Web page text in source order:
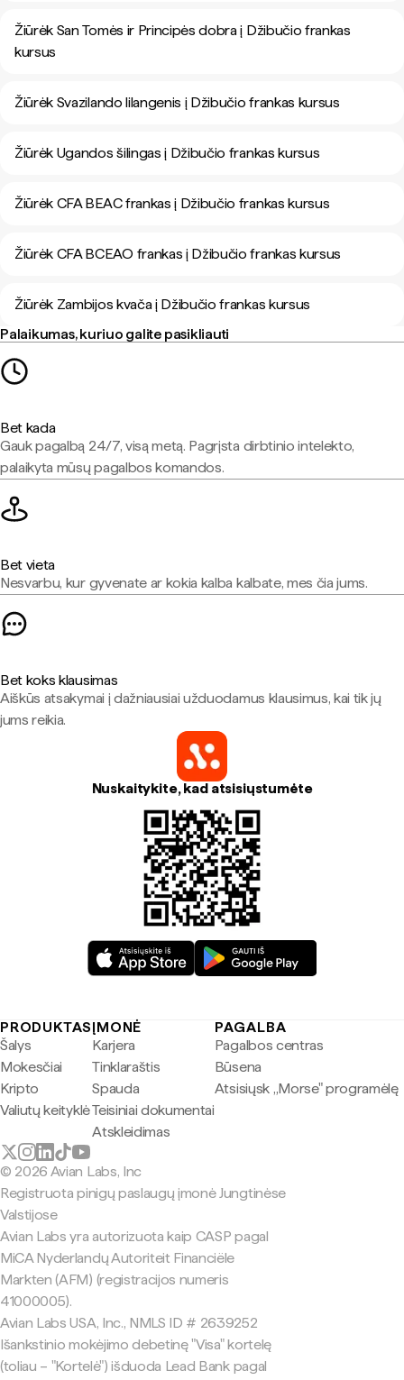
Žiūrėk San Tomės ir Principės dobra į Džibučio frankas
kursus
Žiūrėk Svazilando lilangenis į Džibučio frankas kursus
Žiūrėk Ugandos šilingas į Džibučio frankas kursus
Žiūrėk CFA BEAC frankas į Džibučio frankas kursus
Žiūrėk CFA BCEAO frankas į Džibučio frankas kursus
Žiūrėk Zambijos kvača į Džibučio frankas kursus
Palaikumas, kuriuo galite pasikliauti
Bet kada
Gauk pagalbą 24/7, visą metą. Pagrįsta dirbtinio intelekto,
palaikyta mūsų pagalbos komandos.
Bet vieta
Nesvarbu, kur gyvenate ar kokia kalba kalbate, mes čia jums.
Bet koks klausimas
Aiškūs atsakymai į dažniausiai užduodamus klausimus, kai tik jų
jums reikia.
Nuskaitykite, kad atsisiųstumėte
PRODUKTAS
Šalys
Mokesčiai
Kripto
Valiutų keityklė
ĮMONĖ
Karjera
Tinklaraštis
Spauda
Teisiniai dokumentai
Atskleidimas
PAGALBA
Pagalbos centras
Būsena
Atsisiųsk „Morse" programėlę
© 2026 Avian Labs, Inc
Registruota pinigų paslaugų įmonė Jungtinėse
Valstijose
Avian Labs yra autorizuota kaip CASP pagal
MiCA Nyderlandų Autoriteit Financiële
Markten (AFM) (registracijos numeris
41000005).
Avian Labs USA, Inc., NMLS ID # 2639252
Išankstinio mokėjimo debetinę "Visa" kortelę
(toliau – "Kortelė") išduoda Lead Bank pagal